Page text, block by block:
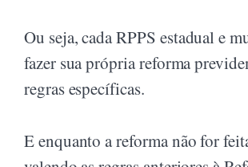
Ou seja, cada RPPS estadual e
fazer sua própria reforma
regras específicas.
E enquanto a reforma não for